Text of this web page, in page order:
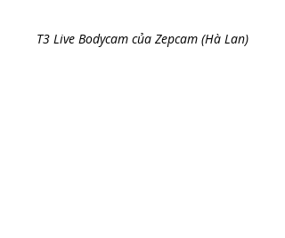
T3 Live Bodycam của Zepcam (Hà Lan)